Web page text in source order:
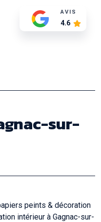
AVIS
4.6
sur-
peints & décoration
intérieur à Gagnac-sur-